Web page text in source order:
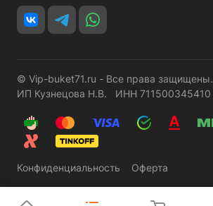
© Vip-buket71.ru - Все права защищены.
ИП Кузнецова Н.В. ИНН 711500345410
Конфиденциальность Оферта